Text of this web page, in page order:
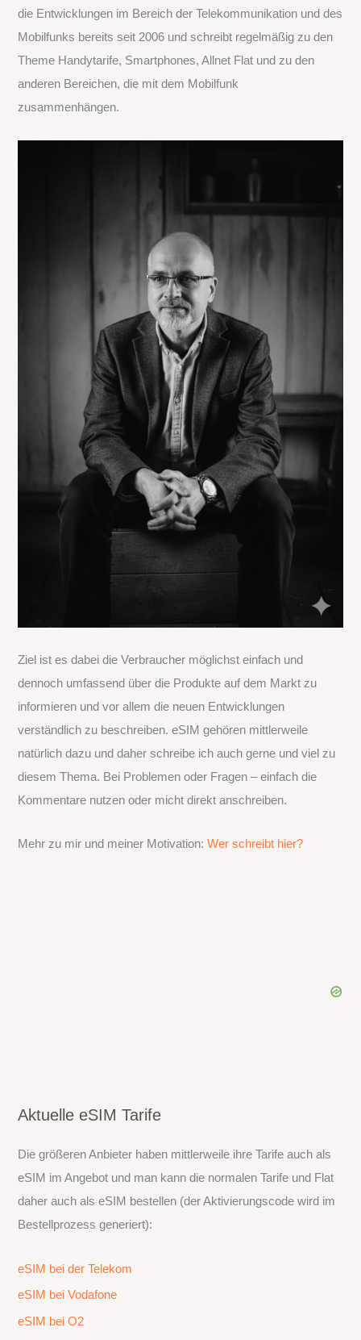
n
a
c
h
:
die Entwicklungen im Bereich der Telekommunikation und des
Mobilfunks bereits seit 2006 und schreibt regelmäßig zu den
Theme Handytarife, Smartphones, Allnet Flat und zu den
anderen Bereichen, die mit dem Mobilfunk
zusammenhängen.
Ziel ist es dabei die Verbraucher möglichst einfach und
dennoch umfassend über die Produkte auf dem Markt zu
informieren und vor allem die neuen Entwicklungen
verständlich zu beschreiben. eSIM gehören mittlerweile
natürlich dazu und daher schreibe ich auch gerne und viel zu
diesem Thema. Bei Problemen oder Fragen – einfach die
Kommentare nutzen oder micht direkt anschreiben.
Mehr zu mir und meiner Motivation:Wer schreibt hier?
Aktuelle eSIM Tarife
Die größeren Anbieter haben mittlerweile ihre Tarife auch als
eSIM im Angebot und man kann die normalen Tarife und Flat
daher auch als eSIM bestellen (der Aktivierungscode wird im
Bestellprozess generiert):
eSIM bei der Telekom
eSIM bei Vodafone
eSIM bei O2